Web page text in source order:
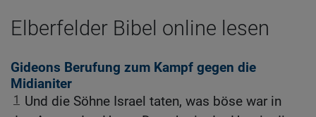
Elberfelder Bibel online lesen
Gideons Berufung zum Kampf gegen die
Midianiter
1
Und die Söhne Israel taten, was böse war in